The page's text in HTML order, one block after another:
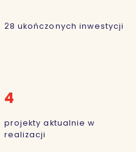
28 ukończonych inwestycji
4
projekty aktualnie w
realizacji